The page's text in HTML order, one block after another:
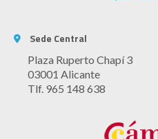
Sede Central
Plaza Ruperto Chapí 3
03001 Alicante
Tlf. 965 148 638